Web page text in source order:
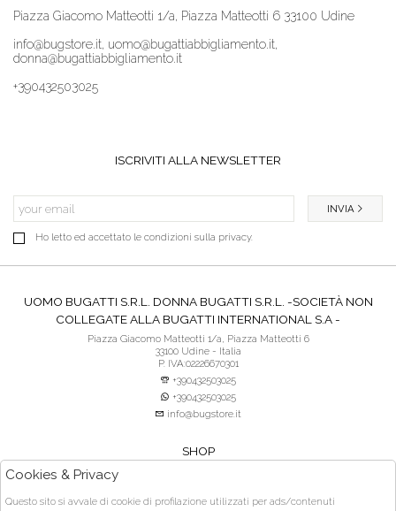
Piazza Giacomo Matteotti 1/a, Piazza Matteotti 6 33100 Udine
info@bugstore.it, uomo@bugattiabbigliamento.it,
donna@bugattiabbigliamento.it
+390432503025
ISCRIVITI ALLA NEWSLETTER
Ho letto ed accettato le condizioni sulla privacy.
INVIA
UOMO BUGATTI S.R.L. DONNA BUGATTI S.R.L. -SOCIETÀ NON
COLLEGATE ALLA BUGATTI INTERNATIONAL S.A -
Piazza Giacomo Matteotti 1/a, Piazza Matteotti 6
33100 Udine - Italia
P. IVA:02226670301
+390432503025
+390432503025
info@bugstore.it
SHOP
ACQUISTO SICURO
Cookies & Privacy
Questo sito si avvale di cookie di profilazione utilizzati per ads/contenuti